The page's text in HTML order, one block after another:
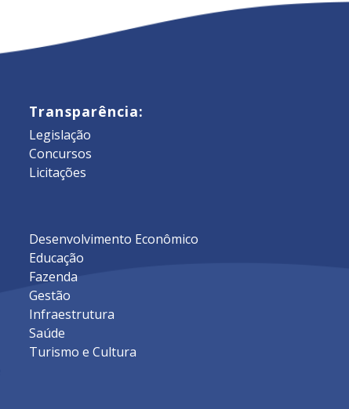
Transparência:
Legislação
Concursos
Licitações
Desenvolvimento Econômico
Educação
Fazenda
Gestão
Infraestrutura
Saúde
Turismo e Cultura